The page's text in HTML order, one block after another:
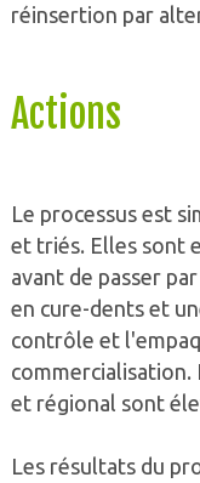
réinsertion par
Actions
Le processus est
et triés. Elles sont
avant de passer
en cure-dents et
contrôle et
commercialisation.
et régional sont
Les résultats du